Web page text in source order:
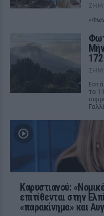
το
Καρυστιανού:
επιτίθενται στην
«παρακίνημα» και